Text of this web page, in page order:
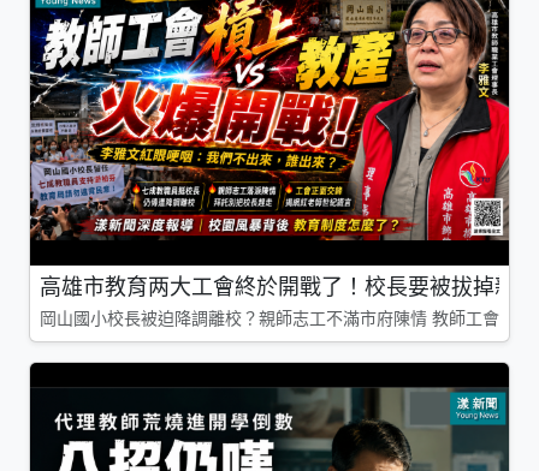
高雄市教育两大工會終於開戰了！校長要被拔掉親
岡山國小校長被迫降調離校？親師志工不滿市府陳情 教師工會槓